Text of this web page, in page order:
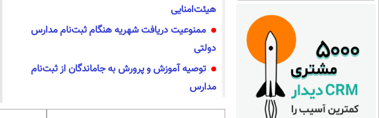
هیئت‌امنایی
ممنوعیت دریافت شهریه هنگام ثبت‌نام مدارس
دولتی
توصیه آموزش و پرورش به جاماندگان از ثبت‌نام
مدارس